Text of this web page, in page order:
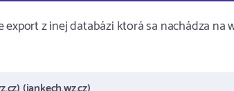
z inej databázi ktorá sa nachádza na